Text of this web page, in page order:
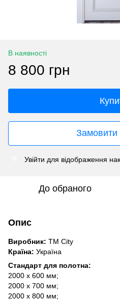
В наявності
8 800 грн
Увійти для відображення
До обраного
Опис
Виробник: TM City
Країна: Україна
Стандарт для полотна:
2000 х 600 мм;
2000 х 700 мм;
2000 х 800 мм;